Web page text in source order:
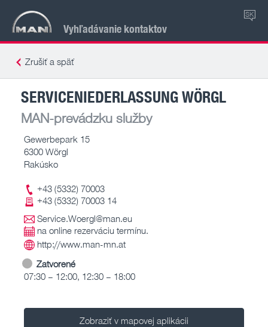
Vyhľadávanie kontaktov
SK
Zrušiť a späť
SERVICENIEDERLASSUNG WÖRGL
MAN-prevádzku služby
Gewerbepark 15
6300 Wörgl
Rakúsko
+43 (5332) 70003
+43 (5332) 70003 14
Service.Woergl@man.eu
na online rezerváciu termínu.
http://www.man-mn.at
Zatvorené
07:30 – 12:00, 12:30 – 18:00
Zobraziť v mapovej aplikácii